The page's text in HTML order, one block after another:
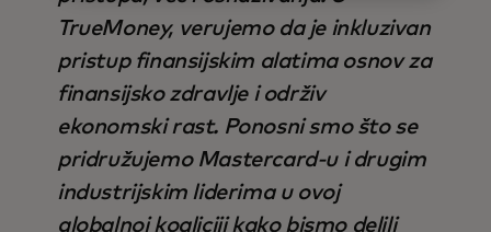
TrueMoney, verujemo da je inkluzivan
pristup finansijskim alatima osnov za
finansijsko zdravlje i održiv
ekonomski rast. Ponosni smo što se
pridružujemo Mastercard-u i drugim
industrijskim liderima u ovoj
globalnoj koaliciji kako bismo delili